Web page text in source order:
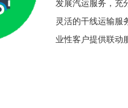
发展汽运服务，充
灵活的干线运输服
业性客户提供联动